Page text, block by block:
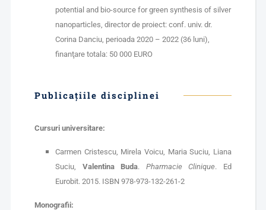
potential and bio-source for green synthesis of silver
nanoparticles, director de proiect: conf. univ. dr.
Corina Danciu, perioada 2020 – 2022 (36 luni),
finanţare totala: 50 000 EURO
Publicaţiile disciplinei
Cursuri universitare:
Carmen Cristescu, Mirela Voicu, Maria Suciu, Liana
Suciu, Valentina Buda. Pharmacie Clinique. Ed
Eurobit. 2015. ISBN 978-973-132-261-2
Monografii: